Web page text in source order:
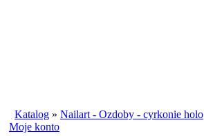
Katalog » Nailart - Ozdoby - cyrkonie holo
Moje konto